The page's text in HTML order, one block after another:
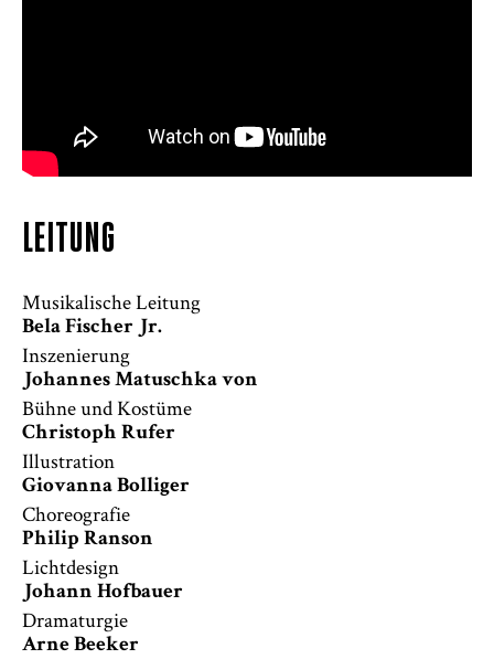
LEITUNG
Musikalische Leitung
Bela Fischer Jr.
Inszenierung
Johannes Matuschka von
Bühne und Kostüme
Christoph Rufer
Illustration
Giovanna Bolliger
Choreografie
Philip Ranson
Lichtdesign
Johann Hofbauer
Dramaturgie
Arne Beeker